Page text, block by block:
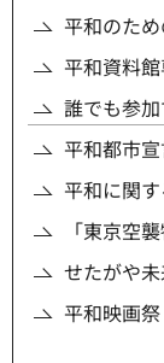
平和のた
平和資料
誰でも参
平和都市
平和に関
「東京空
せたがや
平和映画祭